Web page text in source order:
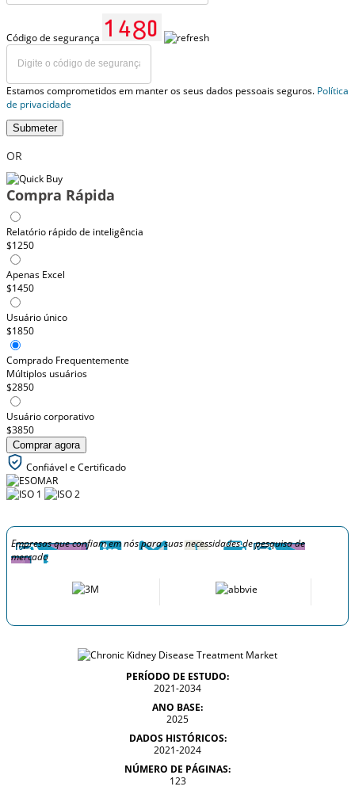
Código de segurança
Estamos comprometidos em manter os seus dados pessoais seguros. Política
de privacidade
Submeter
OR
Compra Rápida
Relatório rápido de inteligência
$1250
Apenas Excel
$1450
Usuário único
$1850
Comprado Frequentemente
Múltiplos usuários
$2850
Usuário corporativo
$3850
Comprar agora
Confiável e Certificado
Empresas que confiam em nós para suas necessidades de pesquisa de
mercado
PERÍODO DE ESTUDO:
2021-2034
ANO BASE:
2025
DADOS HISTÓRICOS:
2021-2024
NÚMERO DE PÁGINAS:
123